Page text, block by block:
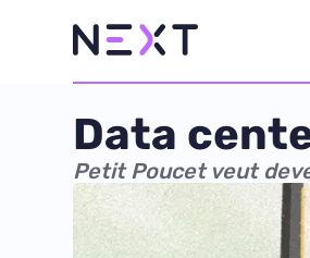
Data
Petit Poucet veut